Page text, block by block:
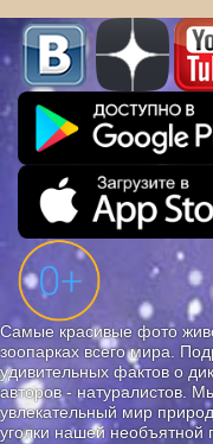
Самые красивые фото
зоопарках всего мира.
удивительных фактов о
авторов - натуралистов.
увлекательный мир
уголки нашей необъятной